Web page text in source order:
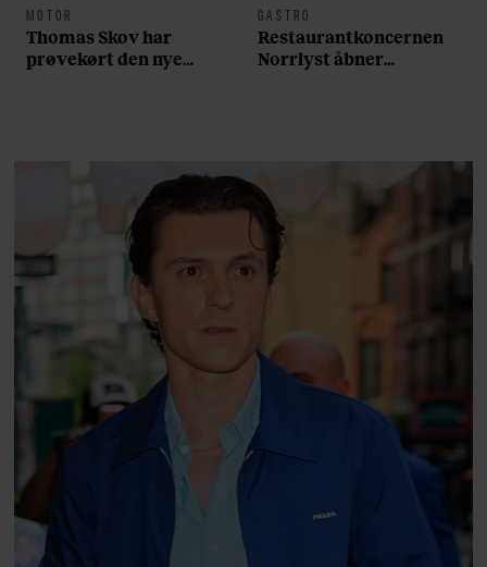
MOTOR
Thomas Skov har
prøvekørt den nye
GASTRO
Restaurantkoncernen
Norrlyst åbner